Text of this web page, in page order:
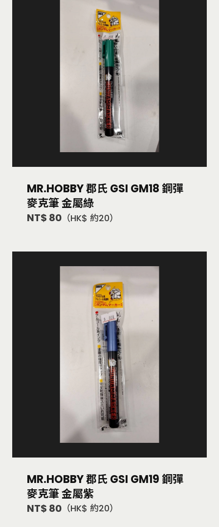
MR.HOBBY 郡氏 GSI GM18 鋼彈
麥克筆 金屬綠
NT$ 80 （HK$ 約20）
MR.HOBBY 郡氏 GSI GM19 鋼彈
麥克筆 金屬紫
NT$ 80 （HK$ 約20）